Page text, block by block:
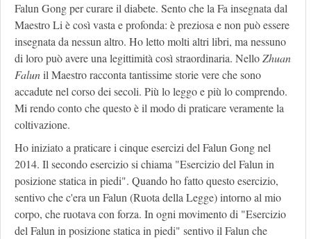
Falun Gong per curare il diabete. Sento che la Fa insegnata dal
Maestro Li è così vasta e profonda: è preziosa e non può essere
insegnata da nessun altro. Ho letto molti altri libri, ma nessuno
di loro può avere una legittimità così straordinaria. NelloZhuan
Falunil Maestro racconta tantissime storie vere che sono
accadute nel corso dei secoli. Più lo leggo e più lo comprendo.
Mi rendo conto che questo è il modo di praticare veramente la
coltivazione.
Ho iniziato a praticare i cinque esercizi del Falun Gong nel
2014. Il secondo esercizio si chiama "Esercizio del Falun in
posizione statica in piedi". Quando ho fatto questo esercizio,
sentivo che c'era un Falun (Ruota della Legge) intorno al mio
corpo, che ruotava con forza. In ogni movimento di "Esercizio
del Falun in posizione statica in piedi" sentivo il Falun che